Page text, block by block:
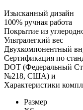
Изысканный дизайн
100% ручная работа
Покрытие из
Ультралегкий вес
Двухкомпонентный
Сертификация по
DOT (Федеральный
№218, США) и
Характеристики
Размер